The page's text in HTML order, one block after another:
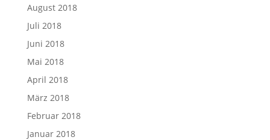
August 2018
Juli 2018
Juni 2018
Mai 2018
April 2018
März 2018
Februar 2018
Januar 2018